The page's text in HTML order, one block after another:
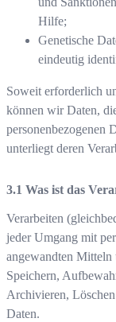
Hilfe;
Genetische
eindeutig
Soweit erforderlich
können wir Daten,
personenbezogenen
unterliegt deren
Was ist das
Verarbeiten
jeder Umgang mit
angewandten Mitteln
Speichern,
Archivieren,
Daten.